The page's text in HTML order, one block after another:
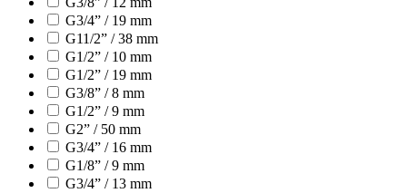
G3/4” / 19 mm
G11/2” / 38 mm
G1/2” / 10 mm
G1/2” / 19 mm
G3/8” / 8 mm
G1/2” / 9 mm
G2” / 50 mm
G3/4” / 16 mm
G1/8” / 9 mm
G3/4” / 13 mm